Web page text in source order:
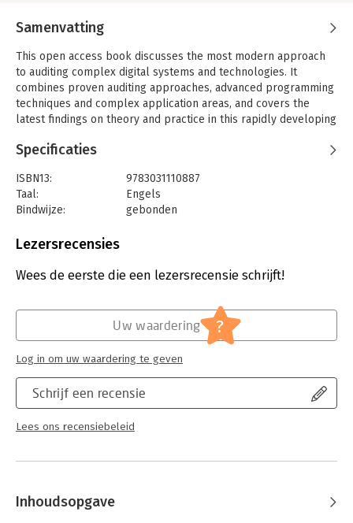
Samenvatting
This open access book discusses the most modern approach
to auditing complex digital systems and technologies. It
combines proven auditing approaches, advanced programming
techniques and complex application areas, and covers the
latest findings on theory and practice in this rapidly developing
approaches to testing complex information systems and
systems, the book will be a valuable resource. It is aimed at
students and practitioners who are interested in contemporary
technology and managerial implications.
Specificaties
ISBN13:
9783031110887
Taal:
Engels
Bindwijze:
gebonden
Uitgever:
Verschijningsdatum:
30-10-2022
IT-management / ICT
Progress in IS
Lezersrecensies
Wees de eerste die een lezersrecensie schrijft!
Schrijf een recensie
Lees ons recensiebeleid
Uw waardering ?
Log in om uw waardering te geven
Inhoudsopgave